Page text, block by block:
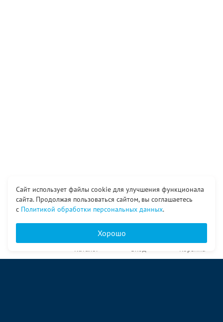
Сайт использует файлы cookie для улучшения функционала
сайта. Продолжая пользоваться сайтом, вы соглашаетесь
с Политикой обработки персональных данных.
Хорошо